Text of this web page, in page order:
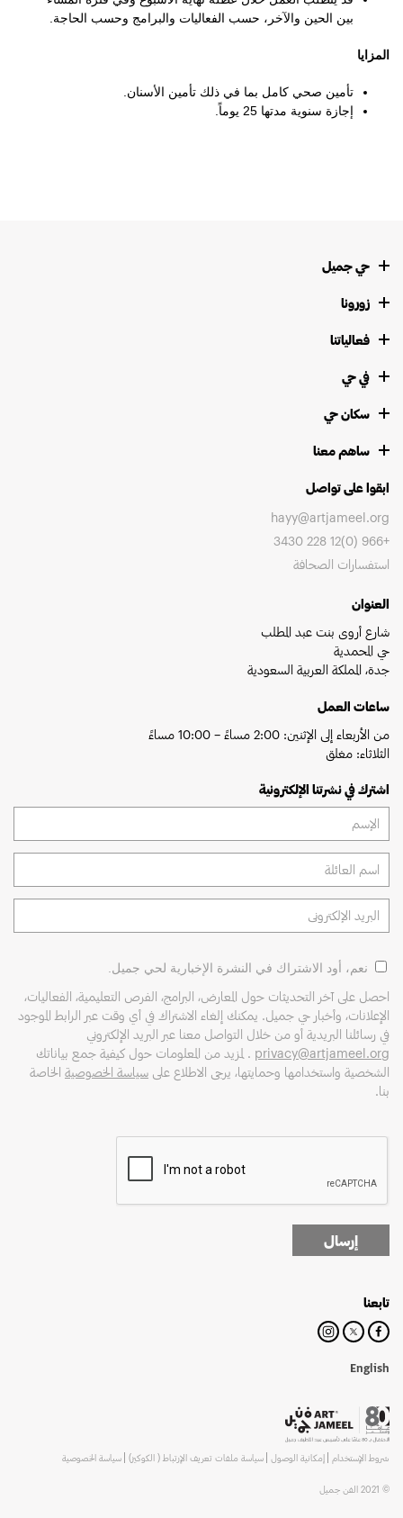
بين الحين والآخر، حسب الفعاليات والبرامج وحسب الحاجة.
المزايا
تأمين صحي كامل بما في ذلك تأمين الأسنان.
إجازة سنوية مدتها 25 يوماً.
حي جميل
زورونا
فعالياتنا
في حي
سكان حي
ساهم معنا
ابقوا على تواصل
hayy@artjameel.org
+966 (0)12 228 3430
استفسارات الصحافة
العنوان
شارع أروى بنت عبد المطلب
حي المحمدية
جدة، المملكة العربية السعودية
ساعات العمل
من الأربعاء إلى الإثنين: 2:00 مساءً – 10:00 مساءً
الثلاثاء: مغلق
تابعنا
English
اشترك في نشرتنا الإلكترونية
نعم، أود الاشتراك في النشرة الإخبارية لحي جميل.
احصل على آخر التحديثات حول المعارض، البرامج، الفرص التعليمية، الفعاليات،
الإعلانات، وأخبار حي جميل. يمكنك إلغاء الاشتراك في أي وقت عبر الرابط الموجود
في رسائلنا البريدية أو من خلال التواصل معنا عبر البريد الإلكتروني
privacy@artjameel.org . لمزيد من المعلومات حول كيفية جمع بياناتك
الشخصية واستخدامها وحمايتها، يرجى الاطلاع على سياسة الخصوصية الخاصة
بنا.
إرسال
شروط الإستخدام إمكانية الوصول سياسة ملفات تعريف الإرتباط ( الكوكيز) سياسة الخصوصية
© 2021 الفن جميل